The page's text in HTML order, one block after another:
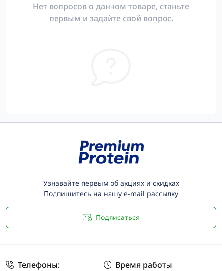
Нет вопросов о данном товаре, станьте
первым и задайте свой вопрос.
Узнавайте первым об акциях и скидках
Подпишитесь на нашу e-mail рассылку
Подписаться
Телефоны: Время работы